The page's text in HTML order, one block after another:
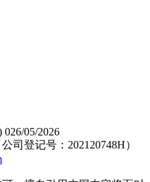
05/2026
司登记号：202120748H）